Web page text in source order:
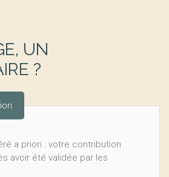
UN
?
a priori : votre contribution
avoir été validée par les